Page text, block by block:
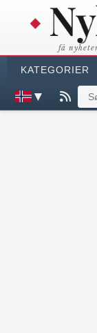
få
KATEGORIER
▼